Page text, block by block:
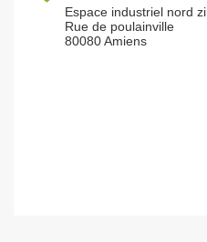
Espace industriel nord zi
Rue de poulainville
80080 Amiens